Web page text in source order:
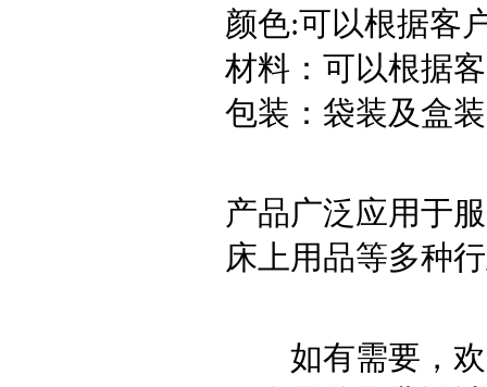
颜色:可以根据客
材料：可以根据
包装：袋装及盒装
产品广泛应用于
床上用品等多种
如有需要，欢